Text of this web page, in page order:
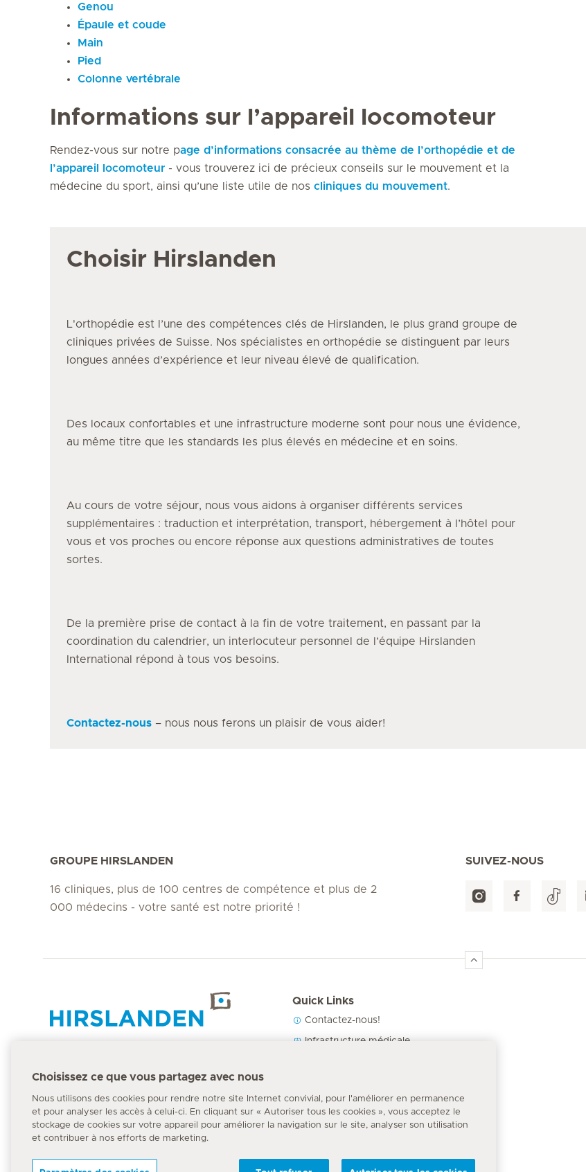
Genou
Épaule et coude
Main
Pied
Colonne vertébrale
Informations sur l’appareil locomoteur
Rendez-vous sur notre page d’informations consacrée au thème de l’orthopédie et de
l’appareil locomoteur - vous trouverez ici de précieux conseils sur le mouvement et la
médecine du sport, ainsi qu’une liste utile de nos cliniques du mouvement.
Choisir Hirslanden
L'orthopédie est l’une des compétences clés de Hirslanden, le plus grand groupe de
cliniques privées de Suisse. Nos spécialistes en orthopédie se distinguent par leurs
longues années d’expérience et leur niveau élevé de qualification.
Des locaux confortables et une infrastructure moderne sont pour nous une évidence,
au même titre que les standards les plus élevés en médecine et en soins.
Au cours de votre séjour, nous vous aidons à organiser différents services
supplémentaires : traduction et interprétation, transport, hébergement à l’hôtel pour
vous et vos proches ou encore réponse aux questions administratives de toutes
sortes.
De la première prise de contact à la fin de votre traitement, en passant par la
coordination du calendrier, un interlocuteur personnel de l’équipe Hirslanden
International répond à tous vos besoins.
Contactez-nous – nous nous ferons un plaisir de vous aider!
GROUPE HIRSLANDEN
16 cliniques, plus de 100 centres de compétence et plus de 2
000 médecins - votre santé est notre priorité !
SUIVEZ-NOUS
144
Quick Links
Contactez-nous!
Infrastructure médicale
Choisissez ce que vous partagez avec nous
Nous utilisons des cookies pour rendre notre site Internet convivial, pour l'améliorer en permanence
et pour analyser les accès à celui-ci. En cliquant sur « Autoriser tous les cookies », vous acceptez le
stockage de cookies sur votre appareil pour améliorer la navigation sur le site, analyser son utilisation
et contribuer à nos efforts de marketing.